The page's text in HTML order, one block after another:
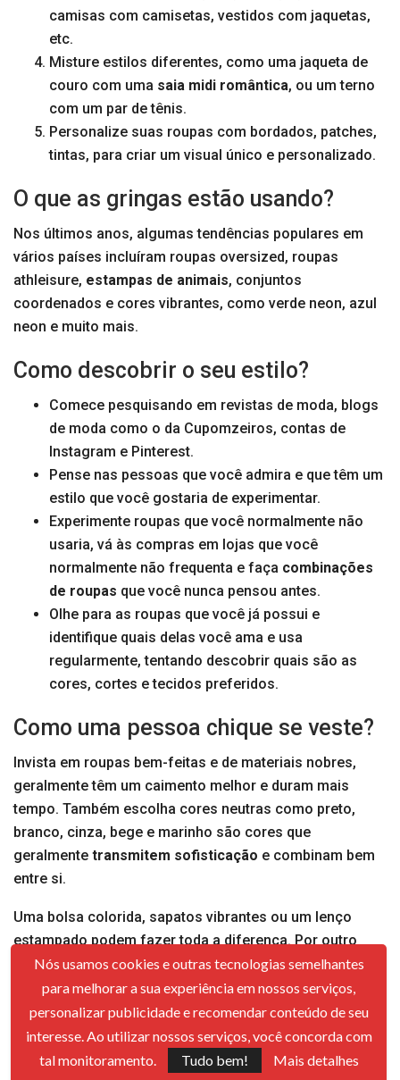
camisas com camisetas, vestidos com jaquetas,
etc.
Misture estilos diferentes, como uma jaqueta de
couro com uma saia midi romântica, ou um terno
com um par de tênis.
Personalize suas roupas com bordados, patches,
tintas, para criar um visual único e personalizado.
O que as gringas estão usando?
Nos últimos anos, algumas tendências populares em
vários países incluíram roupas oversized, roupas
athleisure, estampas de animais, conjuntos
coordenados e cores vibrantes, como verde neon, azul
neon e muito mais.
Como descobrir o seu estilo?
Comece pesquisando em revistas de moda, blogs
de moda como o da Cupomzeiros, contas de
Instagram e Pinterest.
Pense nas pessoas que você admira e que têm um
estilo que você gostaria de experimentar.
Experimente roupas que você normalmente não
usaria, vá às compras em lojas que você
normalmente não frequenta e faça combinações
de roupas que você nunca pensou antes.
Olhe para as roupas que você já possui e
identifique quais delas você ama e usa
regularmente, tentando descobrir quais são as
cores, cortes e tecidos preferidos.
Como uma pessoa chique se veste?
Invista em roupas bem-feitas e de materiais nobres,
geralmente têm um caimento melhor e duram mais
tempo. Também escolha cores neutras como preto,
branco, cinza, bege e marinho são cores que
geralmente transmitem sofisticação e combinam bem
entre si.
Uma bolsa colorida, sapatos vibrantes ou um lenço
estampado podem fazer toda a diferença. Por outro
lado, acessórios como óculos de sol, jóias, relógios e
bolsas podem agregar valor ao visual do look.
Por último, seja autêntico, mas procure sentir-se
e autêntico com o que está vestindo. Saiba
que a pessoa chique sabe como se adaptar às
Nós usamos cookies e outras tecnologias semelhantes
para melhorar a sua experiência em nossos serviços,
personalizar publicidade e recomendar conteúdo de seu
interesse. Ao utilizar nossos serviços, você concorda com
tal monitoramento.
Tudo bem! Mais detalhes